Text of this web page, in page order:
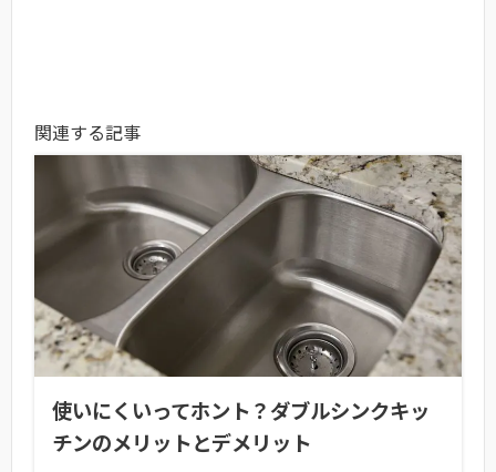
関連する記事
使いにくいってホント？ダブルシンクキッ
チンのメリットとデメリット